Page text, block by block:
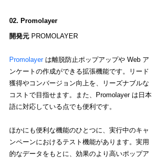
02. Promolayer
開発元 PROMOLAYER
Promolayer は離脱防止ポップアップや Web ア
ンケートの作成ができる拡張機能です。リード
獲得やコンバージョン向上を、リーズナブルな
コストで目指せます。また、Promolayer は日本
語に対応している点でも便利です。
ほかにも便利な機能のひとつに、実行中のキャ
ンペーンにおけるテスト機能があります。実用
的なデータをもとに、効果のより高いポップア